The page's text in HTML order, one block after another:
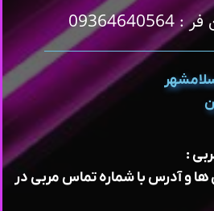
:
ها و آدرس با شماره تماس مربی در